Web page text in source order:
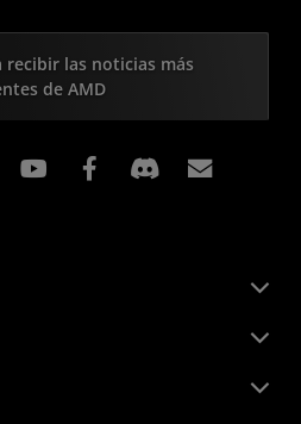
recibir las noticias más
de AMD
Instagram Facebook